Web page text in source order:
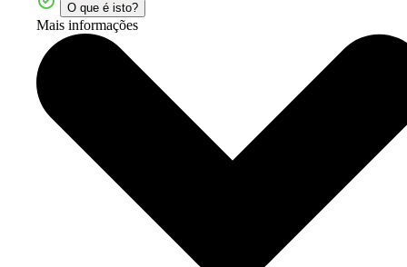
O que é isto?
Mais informações